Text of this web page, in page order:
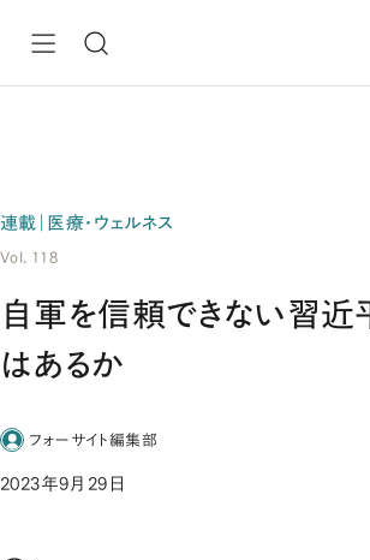
連載｜医療・ウェルネス
Vol. 118
自軍を信頼できない習近
はあるか
フォーサイト編集部
2023年9月29日